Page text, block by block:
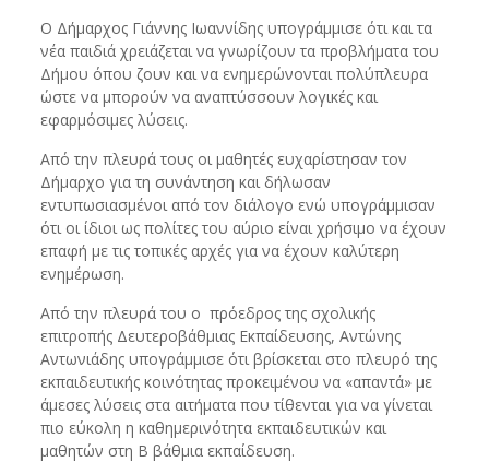
Ο Δήμαρχος Γιάννης Ιωαννίδης υπογράμμισε ότι και τα
νέα παιδιά χρειάζεται να γνωρίζουν τα προβλήματα του
Δήμου όπου ζουν και να ενημερώνονται πολύπλευρα
ώστε να μπορούν να αναπτύσσουν λογικές και
εφαρμόσιμες λύσεις.
Από την πλευρά τους οι μαθητές ευχαρίστησαν τον
Δήμαρχο για τη συνάντηση και δήλωσαν
εντυπωσιασμένοι από τον διάλογο ενώ υπογράμμισαν
ότι οι ίδιοι ως πολίτες του αύριο είναι χρήσιμο να έχουν
επαφή με τις τοπικές αρχές για να έχουν καλύτερη
ενημέρωση.
Από την πλευρά του ο πρόεδρος της σχολικής
επιτροπής Δευτεροβάθμιας Εκπαίδευσης, Αντώνης
Αντωνιάδης υπογράμμισε ότι βρίσκεται στο πλευρό της
εκπαιδευτικής κοινότητας προκειμένου να «απαντά» με
άμεσες λύσεις στα αιτήματα που τίθενται για να γίνεται
πιο εύκολη η καθημερινότητα εκπαιδευτικών και
μαθητών στη Β βάθμια εκπαίδευση.